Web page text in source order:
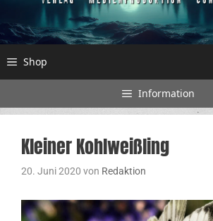
Shop
Information
Kleiner Kohlweißling
20. Juni 2020 von Redaktion